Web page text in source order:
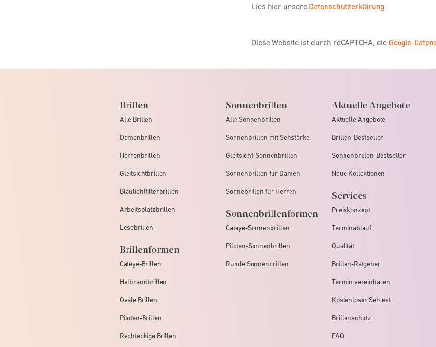
Lies hier unsere Datenschutzerklärung
Diese Website ist durch reCAPTCHA, die Google-
Brillen
Alle Brillen
Damenbrillen
Herrenbrillen
Gleitsichtbrillen
Blaulichtfilterbrillen
Arbeitsplatzbrillen
Lesebrillen
Brillenformen
Cateye-Brillen
Halbrandbrillen
Ovale Brillen
Piloten-Brillen
Rechteckige Brillen
Sonnenbrillen
Alle Sonnenbrillen
Sonnenbrillen mit Sehstärke
Gleitsicht-Sonnenbrillen
Sonnenbrillen für Damen
Sonnebrillen für Herren
Sonnenbrillenformen
Cateye-Sonnenbrillen
Piloten-Sonnenbrillen
Runde Sonnenbrillen
Aktuelle Angebote
Aktuelle Angebote
Brillen-Bestseller
Sonnenbrillen-Bestseller
Neue Kollektionen
Services
Preiskonzept
Terminablauf
Qualität
Brillen-Ratgeber
Termin vereinbaren
Kostenloser Sehtest
Brillenschutz
FAQ